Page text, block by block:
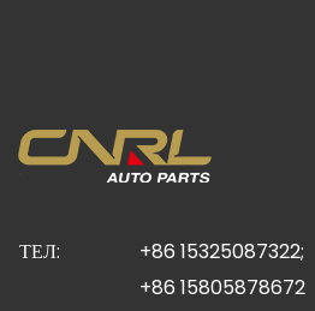
ТЕЛ:
+86 15325087322;
+86 15805878672